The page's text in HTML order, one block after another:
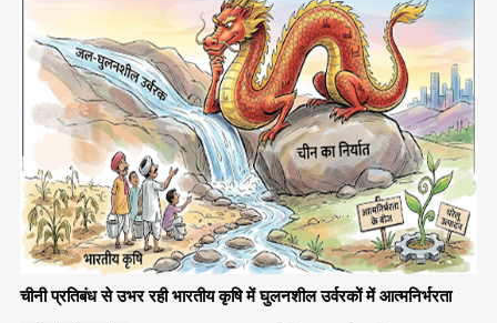
चीनी प्रतिबंध से उभर रही भारतीय कृषि में घुलनशील उर्वरकों में आत्मनिर्भरता